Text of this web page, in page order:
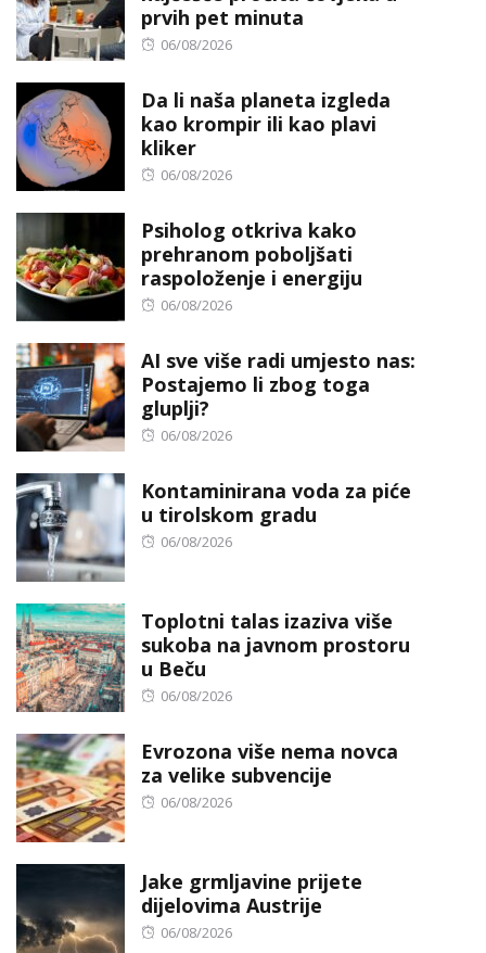
prvih pet minuta
Posted
06/08/2026
Da li naša planeta izgleda
kao krompir ili kao plavi
kliker
Posted
06/08/2026
Psiholog otkriva kako
prehranom poboljšati
raspoloženje i energiju
Posted
06/08/2026
AI sve više radi umjesto nas:
Postajemo li zbog toga
gluplji?
Posted
06/08/2026
Kontaminirana voda za piće
u tirolskom gradu
Posted
06/08/2026
Toplotni talas izaziva više
sukoba na javnom prostoru
u Beču
Posted
06/08/2026
Evrozona više nema novca
za velike subvencije
Posted
06/08/2026
Jake grmljavine prijete
dijelovima Austrije
Posted
06/08/2026